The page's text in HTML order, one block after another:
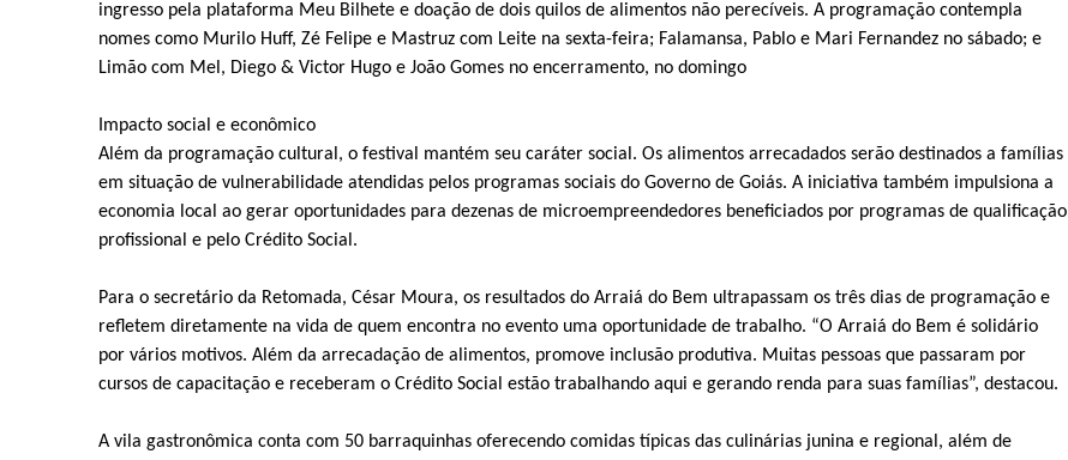
ingresso pela plataforma Meu Bilhete e doação de dois quilos de alimentos não perecíveis. A programação contempla
nomes como Murilo Huff, Zé Felipe e Mastruz com Leite na sexta-feira; Falamansa, Pablo e Mari Fernandez no sábado; e
Limão com Mel, Diego & Victor Hugo e João Gomes no encerramento, no domingo
Impacto social e econômico
Além da programação cultural, o festival mantém seu caráter social. Os alimentos arrecadados serão destinados a famílias
em situação de vulnerabilidade atendidas pelos programas sociais do Governo de Goiás. A iniciativa também impulsiona a
economia local ao gerar oportunidades para dezenas de microempreendedores beneficiados por programas de qualificação
profissional e pelo Crédito Social.
Para o secretário da Retomada, César Moura, os resultados do Arraiá do Bem ultrapassam os três dias de programação e
refletem diretamente na vida de quem encontra no evento uma oportunidade de trabalho. “O Arraiá do Bem é solidário
por vários motivos. Além da arrecadação de alimentos, promove inclusão produtiva. Muitas pessoas que passaram por
cursos de capacitação e receberam o Crédito Social estão trabalhando aqui e gerando renda para suas famílias”, destacou.
A vila gastronômica conta com 50 barraquinhas oferecendo comidas típicas das culinárias junina e regional, além de